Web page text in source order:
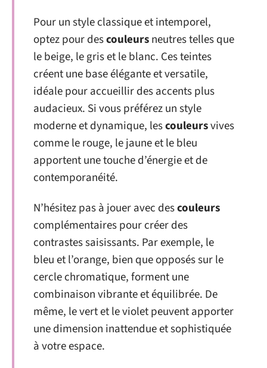
Pour un style classique et intemporel,
optez pour descouleursneutres telles que
le beige, le gris et le blanc. Ces teintes
créent une base élégante et versatile,
idéale pour accueillir des accents plus
audacieux. Si vous préférez un style
moderne et dynamique, lescouleursvives
comme le rouge, le jaune et le bleu
apportent une touche d’énergie et de
contemporanéité.
N’hésitez pas à jouer avec descouleurs
complémentaires pour créer des
contrastes saisissants. Par exemple, le
bleu et l’orange, bien que opposés sur le
cercle chromatique, forment une
combinaison vibrante et équilibrée. De
même, le vert et le violet peuvent apporter
une dimension inattendue et sophistiquée
à votre espace.